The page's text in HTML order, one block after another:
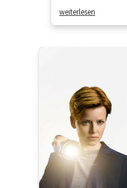
weiterlesen